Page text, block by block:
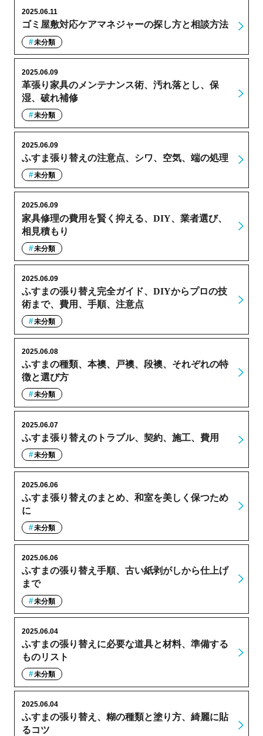
ゴミ屋敷対応ケアマネジャーの探し方と相談方法
2025.06.11
未分類
革張り家具のメンテナンス術、汚れ落とし、保
湿、破れ補修
2025.06.09
未分類
ふすま張り替えの注意点、シワ、空気、端の処理
2025.06.09
未分類
家具修理の費用を賢く抑える、DIY、業者選び、
相見積もり
2025.06.09
未分類
ふすまの張り替え完全ガイド、DIYからプロの技
術まで、費用、手順、注意点
2025.06.09
未分類
ふすまの種類、本襖、戸襖、段襖、それぞれの特
徴と選び方
2025.06.08
未分類
ふすま張り替えのトラブル、契約、施工、費用
2025.06.07
未分類
ふすま張り替えのまとめ、和室を美しく保つため
に
2025.06.06
未分類
ふすまの張り替え手順、古い紙剥がしから仕上げ
まで
2025.06.06
未分類
ふすまの張り替えに必要な道具と材料、準備する
ものリスト
2025.06.04
未分類
ふすまの張り替え、糊の種類と塗り方、綺麗に貼
るコツ
2025.06.04